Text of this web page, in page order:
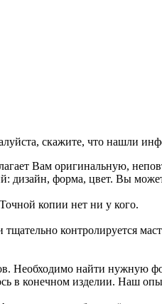
скажите, что нашли
Вам оригинальную,
дизайн, форма, цвет. Вы
копии нет ни у кого.
тщательно контролируется
Необходимо найти нужную
в конечном изделии. Наш